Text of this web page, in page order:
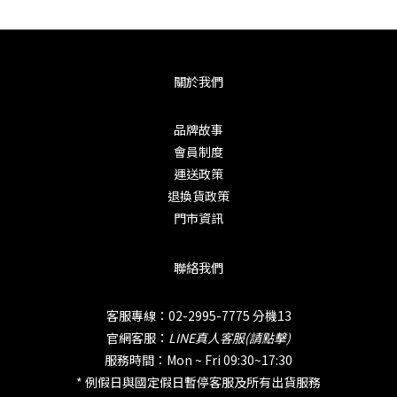
關於我們
品牌故事
會員制度
運送政策
退換貨政策
門市資訊
聯絡我們
客服專線：02-2995-7775 分機13
官網客服： LINE真人客服(請點擊)
服務時間：Mon ~ Fri 09:30~17:30
* 例假日與國定假日暫停客服及所有出貨服務